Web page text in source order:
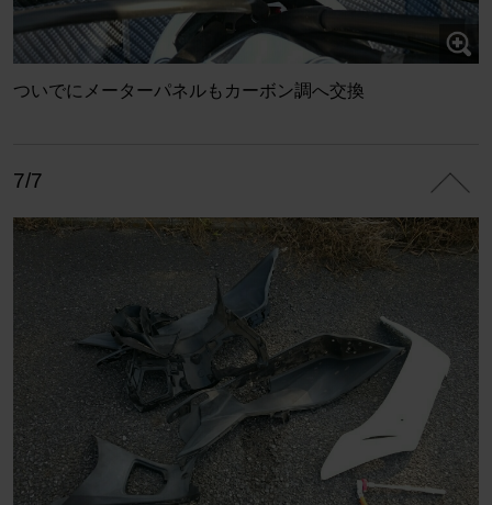
ついでにメーターパネルもカーボン調へ交換
7/7